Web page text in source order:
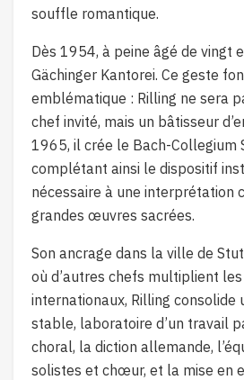
souffle romantique.
Dès 1954, à peine âgé de vingt
Gächinger Kantorei. Ce geste
emblématique : Rilling ne sera
chef invité, mais un bâtisseur
1965, il crée le Bach-Collegium
complétant ainsi le dispositif
nécessaire à une interprétation
grandes œuvres sacrées.
Son ancrage dans la ville de
où d’autres chefs multiplient
internationaux, Rilling consolide
stable, laboratoire d’un travail
choral, la diction allemande,
solistes et chœur, et la mise en